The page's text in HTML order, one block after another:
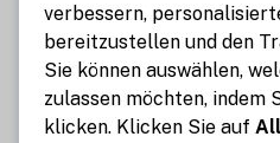
und
AUGUST 4, 2026
verbessern,
bereitzustellen und den
Sie können auswählen,
zulassen möchten, indem
klicken. Klicken Sie auf